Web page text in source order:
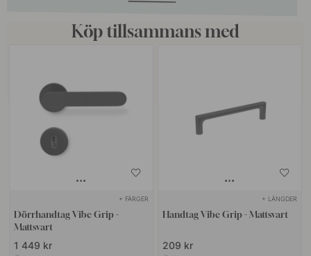
Köp tillsammans med
+ FÄRGER
Dörrhandtag Vibe Grip -
Mattsvart
1 449 kr
+ LÄNGDER
Handtag Vibe Grip - Mattsvart
209 kr